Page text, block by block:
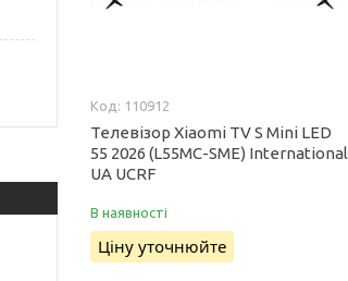
110912
Телевізор Xiaomi TV S Mini LED
55 2026 (L55MC-SME) International
UA UCRF
В наявності
Ціну уточнюйте